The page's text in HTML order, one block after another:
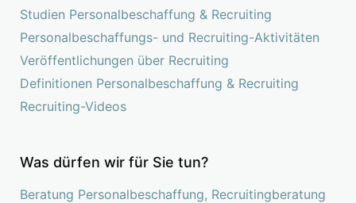
Studien Personalbeschaffung & Recruiting
Personalbeschaffungs- und Recruiting-Aktivitäten
Veröffentlichungen über Recruiting
Definitionen Personalbeschaffung & Recruiting
Recruiting-Videos
Was dürfen wir für Sie tun?
Beratung Personalbeschaffung, Recruitingberatung